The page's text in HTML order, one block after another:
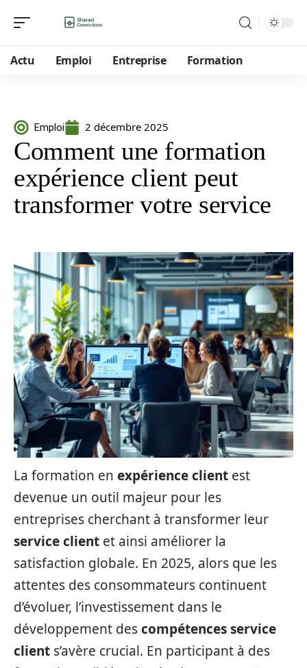
Actu Emploi Entreprise Formation
Emploi 2 décembre 2025
Comment une formation
expérience client peut
transformer votre service
La formation en expérience client est
devenue un outil majeur pour les
entreprises cherchant à transformer leur
service client et ainsi améliorer la
satisfaction globale. En 2025, alors que les
attentes des consommateurs continuent
d’évoluer, l’investissement dans le
développement descompétences service
client s’avère crucial. En participant à des